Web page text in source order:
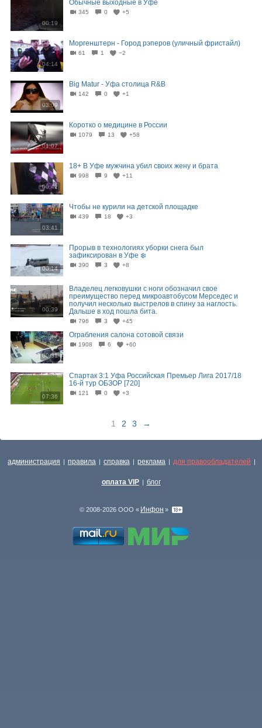
00:19
Обычные выходные в Уфе
345 0 +5
04:14
Моргенштерн - Город рэперов (уличный фристайл)
61 1 −2
03:09
Big Matur - Уфа столица R&B
142 0 +1
01:07
Коротко о медицине в России
1079 13 +58
00:42
18+ В Уфе мужчина убил своих жену и брата
998 9 +11
03:41
Чтобы не курили на детской площадке
439 18 +3
00:14
Прорыв в технологиях уборки снега был
зафиксирован в Уфе ❄️
390 3 +8
00:39
Владелец легковушки с ноги обозначил свое
преимущество перед микроавтобусом Мерседес и
получил несколько выстрелов в спину за наглость.
Дальше в ход пошла бита.
796 3 +45
00:31
Ограбления салона сотовой связи
1908 6 +60
07:36
Спартак 3:1 Уфа Российская Премьер Лига 2017/18
16-й тур ОБЗОР [720]
121 0 +3
1 2 3 →
администрация | правила | справка | реклама | для правообладателей |
оплата VIP | блог
© 2008-2026 ООО « Инфон »